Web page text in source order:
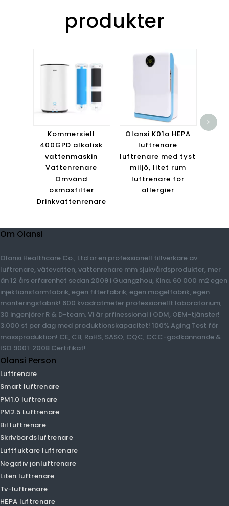
produkter
Kommersiell
400GPD alkalisk
vattenmaskin
Vattenrenare
Omvänd
osmosfilter
Drinkvattenrenare
Olansi K01a HEPA
luftrenare
luftrenare med tyst
miljö, litet rum
luftrenare för
allergier
>
Olansi Healthcare Co., Ltd är en professionell tillverkare av
luftrenare, vätevatten, vattenrenare mm sjukvårdsprodukter,
mer än 12 års erfarenhet sedan 2009 i Guangzhou, Kina. 60 000
m2 egen injektionsformfabrik, egen filterfabrik, egen
mögelfabrik, egen monteringsfabrik! 600 kvadratmeter
professionellt laboratorium, 30 ingenjörer R & D-team. Vi är
prfinessional i ODM, OEM-tjänster! 3.000 st per dag med
produktionskapacitet! 100% Aging Test för massproduktion! CE,
CB, RoHS, SASO, CQC, CCC-godkännande & ISO 9001: 2008
Certifikat!
Olansi Person
Luftrenare